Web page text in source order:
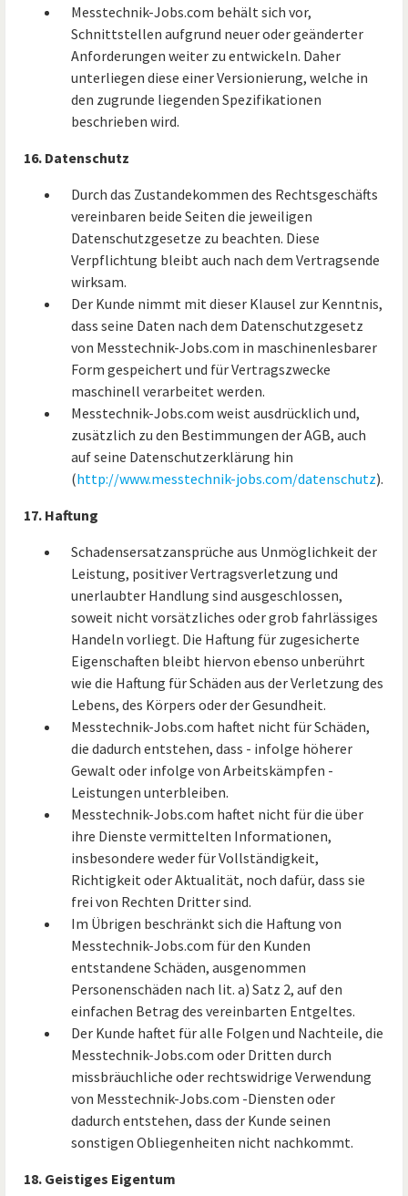
Messtechnik-Jobs.com behält sich vor,
Schnittstellen aufgrund neuer oder geänderter
Anforderungen weiter zu entwickeln. Daher
unterliegen diese einer Versionierung, welche in
den zugrunde liegenden Spezifikationen
beschrieben wird.
16. Datenschutz
Durch das Zustandekommen des Rechtsgeschäfts
vereinbaren beide Seiten die jeweiligen
Datenschutzgesetze zu beachten. Diese
Verpflichtung bleibt auch nach dem Vertragsende
wirksam.
Der Kunde nimmt mit dieser Klausel zur Kenntnis,
dass seine Daten nach dem Datenschutzgesetz
von Messtechnik-Jobs.com in maschinenlesbarer
Form gespeichert und für Vertragszwecke
maschinell verarbeitet werden.
Messtechnik-Jobs.com weist ausdrücklich und,
zusätzlich zu den Bestimmungen der AGB, auch
auf seine Datenschutzerklärung hin
(http://www.messtechnik-jobs.com/datenschutz).
17. Haftung
Schadensersatzansprüche aus Unmöglichkeit der
Leistung, positiver Vertragsverletzung und
unerlaubter Handlung sind ausgeschlossen,
soweit nicht vorsätzliches oder grob fahrlässiges
Handeln vorliegt. Die Haftung für zugesicherte
Eigenschaften bleibt hiervon ebenso unberührt
wie die Haftung für Schäden aus der Verletzung des
Lebens, des Körpers oder der Gesundheit.
Messtechnik-Jobs.com haftet nicht für Schäden,
die dadurch entstehen, dass - infolge höherer
Gewalt oder infolge von Arbeitskämpfen -
Leistungen unterbleiben.
Messtechnik-Jobs.com haftet nicht für die über
ihre Dienste vermittelten Informationen,
insbesondere weder für Vollständigkeit,
Richtigkeit oder Aktualität, noch dafür, dass sie
frei von Rechten Dritter sind.
Im Übrigen beschränkt sich die Haftung von
Messtechnik-Jobs.com für den Kunden
entstandene Schäden, ausgenommen
Personenschäden nach lit. a) Satz 2, auf den
einfachen Betrag des vereinbarten Entgeltes.
Der Kunde haftet für alle Folgen und Nachteile, die
Messtechnik-Jobs.com oder Dritten durch
missbräuchliche oder rechtswidrige Verwendung
von Messtechnik-Jobs.com -Diensten oder
dadurch entstehen, dass der Kunde seinen
sonstigen Obliegenheiten nicht nachkommt.
18. Geistiges Eigentum